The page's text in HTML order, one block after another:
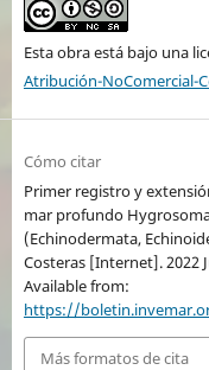
Esta obra está bajo una
Atribución-NoComercial-
Cómo citar
Primer registro y
mar profundo
(Echinodermata,
Costeras [Internet]. 2022
Available from:
https://
Más formatos de cita